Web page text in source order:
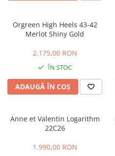
Last Chance %
Last chance %
DIOR
DOLCE GABBANA
FACE A FACE
Orgreen High Heels 43-42
Merlot Shiny Gold
2.175,00 RON
ÎN STOC
ADAUGĂ ÎN COȘ
Anne et Valentin Logarithm
22C26
1.990,00 RON